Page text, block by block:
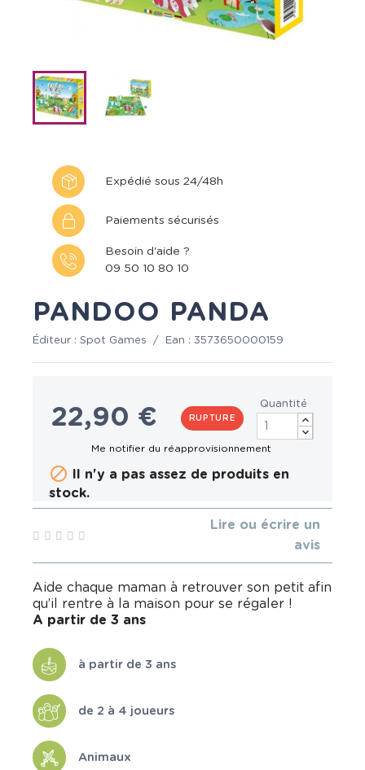
Expédié sous 24/48h
Paiements sécurisés
Besoin d'aide ?
09 50 10 80 10
PANDOO PANDA
Éditeur : Spot Games / Ean : 3573650000159
22,90 € RUPTURE
Quantité
 Il n'y a pas assez de produits en
stock.
Lire ou écrire un
avis
Aide chaque maman à retrouver son petit afin
qu’il rentre à la maison pour se régaler !
A partir de 3 ans
à partir de 3 ans
de 2 à 4 joueurs
Animaux